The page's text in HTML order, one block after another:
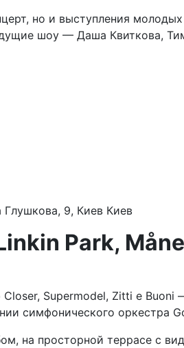
но и выступления
шоу — Даша Квиткова,
Глушкова, 9, Киев Киев
Park,
Closer, Supermodel, Zitti e
симфонического оркестра
на просторной террасе с